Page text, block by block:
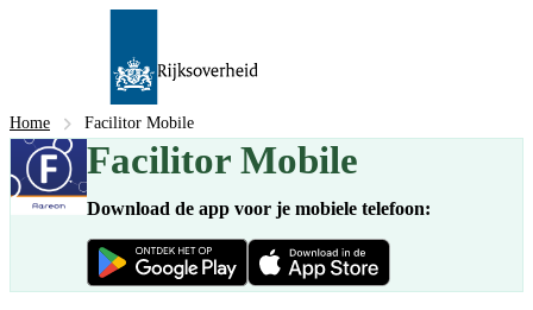
Home Facilitor Mobile
Facilitor Mobile
Download de app voor je mobiele telefoon: